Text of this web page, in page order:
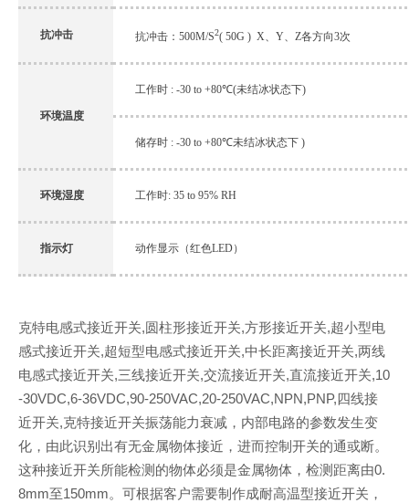
抗冲击 抗冲击：500M/S2( 50G ) X、Y、Z各方向3次
环境温度
工作时 : -30 to +80℃(未结冰状态下)
储存时 : -30 to +80℃未结冰状态下 )
环境湿度 工作时: 35 to 95% RH
指示灯 动作显示（红色LED）
克特电感式接近开关,圆柱形接近开关,方形接近开关,超小型电
感式接近开关,超短型电感式接近开关,中长距离接近开关,两线
电感式接近开关,三线接近开关,交流接近开关,直流接近开关,10
-30VDC,6-36VDC,90-250VAC,20-250VAC,NPN,PNP,四线接
近开关,克特接近开关振荡能力衰减，内部电路的参数发生变
化，由此识别出有无金属物体接近，进而控制开关的通或断。
这种接近开关所能检测的物体必须是金属物体，检测距离由0.
8mm至150mm。可根据客户需要制作成耐高温型接近开关，